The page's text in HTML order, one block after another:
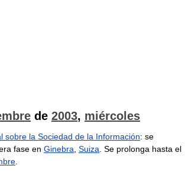
de 2003, miércoles
sobre la Sociedad de la Información: se
fase en Ginebra Suiza . Se prolonga hasta el